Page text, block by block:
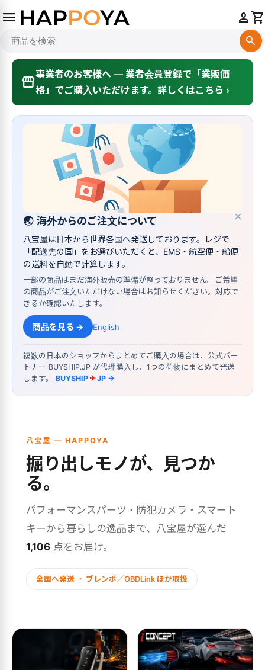
menu
search
personshopping_cart
storefront事業者のお客様へ — 業者会員登録で「業販価
格」でご購入いただけます。詳しくはこちら ›
×
🌏 海外からのご注文について
八宝屋は日本から世界各国へ発送しております。レジで
「配送先の国」をお選びいただくと、EMS・航空便・船便
の送料を自動で計算します。
一部の商品はまだ海外販売の準備が整っておりません。ご希望
の商品がご注文いただけない場合はお知らせください。対応で
きるか確認いたします。
商品を見る → English
複数の日本のショップからまとめてご購入の場合は、公式パー
トナー BUYSHIP.JP が代理購入し、1つの荷物にまとめて発送
します。 BUYSHIP✈JP →
八宝屋 — HAPPOYA
掘り出しモノが、見つか
る。
パフォーマンスパーツ・防犯カメラ・スマート
キーから暮らしの逸品まで、八宝屋が選んだ
1,106 点をお届け。
全国へ発送 ・ ブレンボ／OBDLink ほか取扱